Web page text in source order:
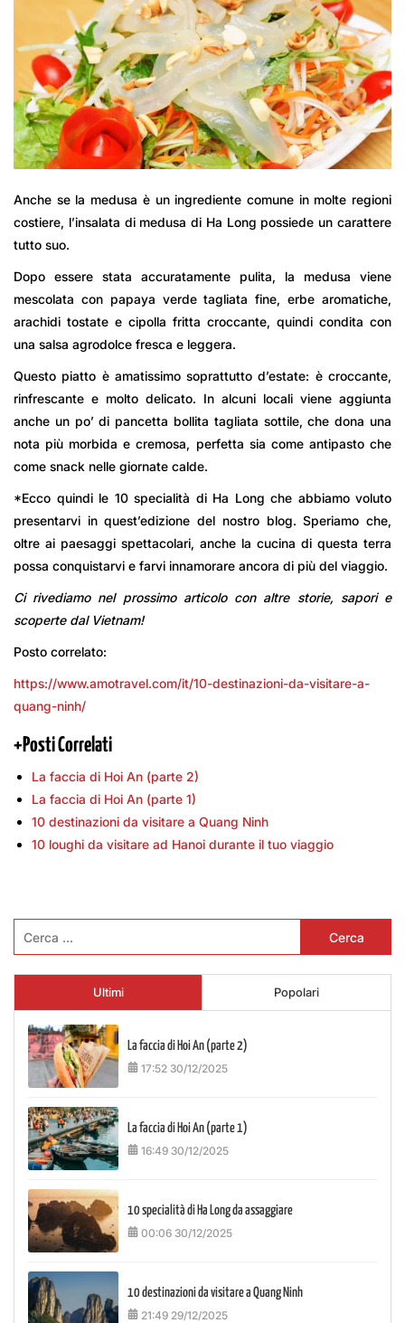
Anche se la medusa è un ingrediente comune in molte regioni
costiere, l’insalata di medusa di Ha Long possiede un carattere
tutto suo.
Dopo essere stata accuratamente pulita, la medusa viene
mescolata con papaya verde tagliata fine, erbe aromatiche,
arachidi tostate e cipolla fritta croccante, quindi condita con
una salsa agrodolce fresca e leggera.
Questo piatto è amatissimo soprattutto d’estate: è croccante,
rinfrescante e molto delicato. In alcuni locali viene aggiunta
anche un po’ di pancetta bollita tagliata sottile, che dona una
nota più morbida e cremosa, perfetta sia come antipasto che
come snack nelle giornate calde.
*Ecco quindi le 10 specialità di Ha Long che abbiamo voluto
presentarvi in quest’edizione del nostro blog. Speriamo che,
oltre ai paesaggi spettacolari, anche la cucina di questa terra
possa conquistarvi e farvi innamorare ancora di più del viaggio.
Ci rivediamo nel prossimo articolo con altre storie, sapori e
scoperte dal Vietnam!
Posto correlato:
https://www.amotravel.com/it/10-destinazioni-da-visitare-a-
quang-ninh/
+Posti Correlati
La faccia di Hoi An (parte 2)
La faccia di Hoi An (parte 1)
10 destinazioni da visitare a Quang Ninh
10 loughi da visitare ad Hanoi durante il tuo viaggio
per:
Ultimi Popolari
La faccia di Hoi An (parte 2)
17:52 30/12/2025
La faccia di Hoi An (parte 1)
16:49 30/12/2025
10 specialità di Ha Long da assaggiare
00:06 30/12/2025
10 destinazioni da visitare a Quang Ninh
21:49 29/12/2025